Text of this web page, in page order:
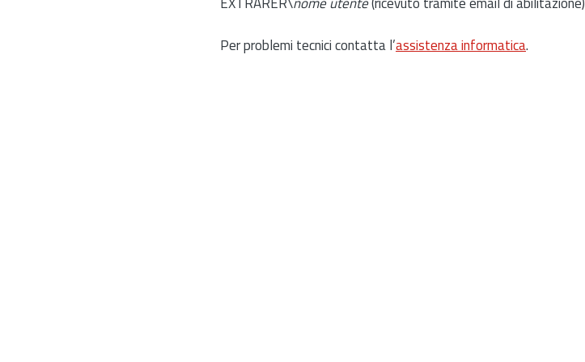
Per problemi tecnici contatta l’assistenza informatica.